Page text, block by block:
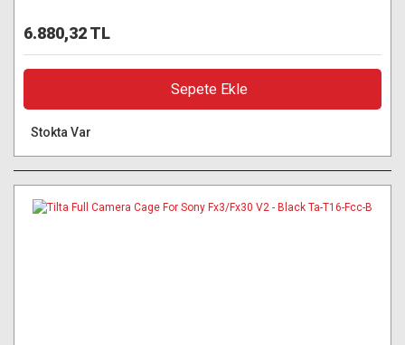
6.880,32 TL
Sepete Ekle
Stokta Var